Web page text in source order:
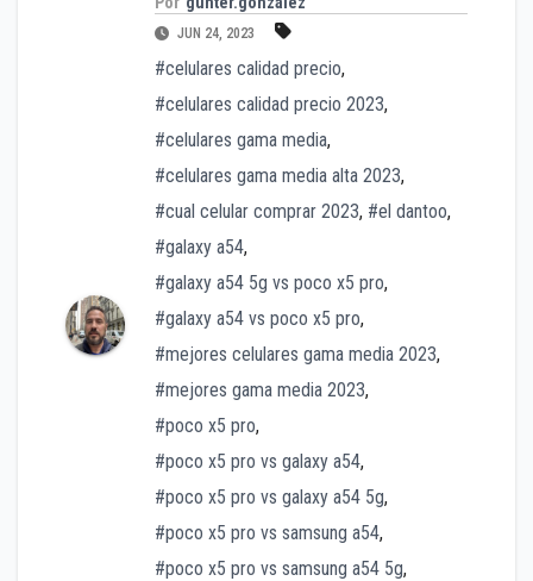
JUN 24, 2023
#celulares calidad precio,
#celulares calidad precio 2023,
#celulares gama media,
#celulares gama media alta 2023,
#cual celular comprar 2023, #el dantoo,
#galaxy a54,
#galaxy a54 5g vs poco x5 pro,
#galaxy a54 vs poco x5 pro,
#mejores celulares gama media 2023,
#mejores gama media 2023,
#poco x5 pro,
#poco x5 pro vs galaxy a54,
#poco x5 pro vs galaxy a54 5g,
#poco x5 pro vs samsung a54,
#poco x5 pro vs samsung a54 5g,